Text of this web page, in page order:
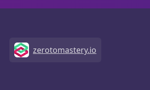
zerotomastery.io